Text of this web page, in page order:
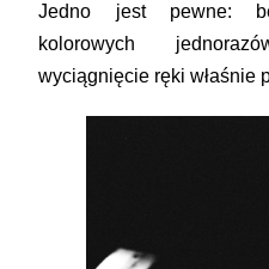
Jedno jest pewne:
kolorowych
wyciągnięcie ręki właśnie